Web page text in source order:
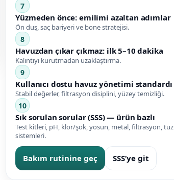
setleri
7
Yüzmeden önce: emilimi azaltan adımlar
Ön duş, saç bariyeri ve bone stratejisi.
8
Havuzdan çıkar çıkmaz: ilk 5–10 dakika
Kalıntıyı kurutmadan uzaklaştırma.
9
Kullanıcı dostu havuz yönetimi standardı
Stabil değerler, filtrasyon disiplini, yüzey temizliği.
10
Sık sorulan sorular (SSS) — ürün bazlı
Test kitleri, pH, klor/şok, yosun, metal, filtrasyon, tuz
sistemleri.
Bakım rutinine geç SSS’ye git